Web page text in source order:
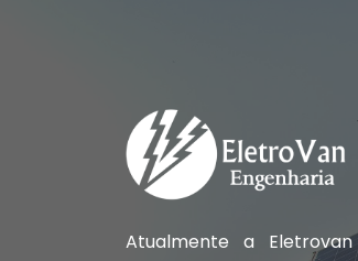
Atualmente a